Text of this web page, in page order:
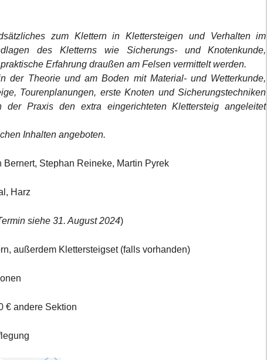
zum Klettern in Klettersteigen und Verhalten im
des Kletterns wie Sicherungs- und Knotenkunde,
Erfahrung draußen am Felsen vermittelt werden.
der Theorie und am Boden mit Material- und Wetterkunde,
Tourenplanungen, erste Knoten und Sicherungstechniken
Praxis den extra eingerichteten Klettersteig angeleitet
Inhalten angeboten.
Bernert, Stephan Reineke, Martin Pyrek
Harz
siehe 31. August 2024)
außerdem Klettersteigset (falls vorhanden)
€ andere Sektion